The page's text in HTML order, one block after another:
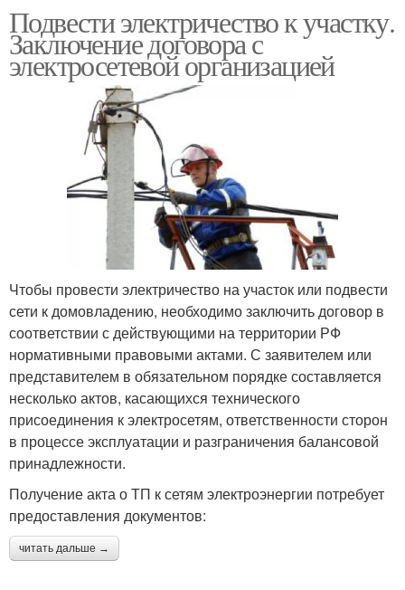
Подвести электричество к участку.
Заключение договора с
электросетевой организацией
Чтобы провести электричество на участок или подвести
сети к домовладению, необходимо заключить договор в
соответствии с действующими на территории РФ
нормативными правовыми актами. С заявителем или
представителем в обязательном порядке составляется
несколько актов, касающихся технического
присоединения к электросетям, ответственности сторон
в процессе эксплуатации и разграничения балансовой
принадлежности.
Получение акта о ТП к сетям электроэнергии потребует
предоставления документов:
читать дальше →